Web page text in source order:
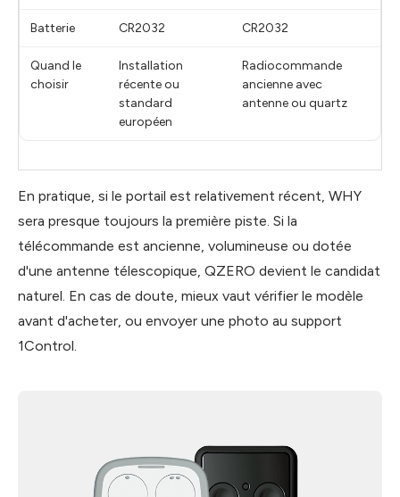
Batterie CR2032 CR2032
Quand le
choisir
Installation
récente ou
standard
européen
Radiocommande
ancienne avec
antenne ou quartz
En pratique, si le portail est relativement récent, WHY
sera presque toujours la première piste. Si la
télécommande est ancienne, volumineuse ou dotée
d'une antenne télescopique, QZERO devient le candidat
naturel. En cas de doute, mieux vaut vérifier le modèle
avant d'acheter, ou envoyer une photo au support
1Control.